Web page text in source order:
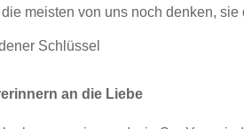
meisten von uns noch denken,
an die Liebe